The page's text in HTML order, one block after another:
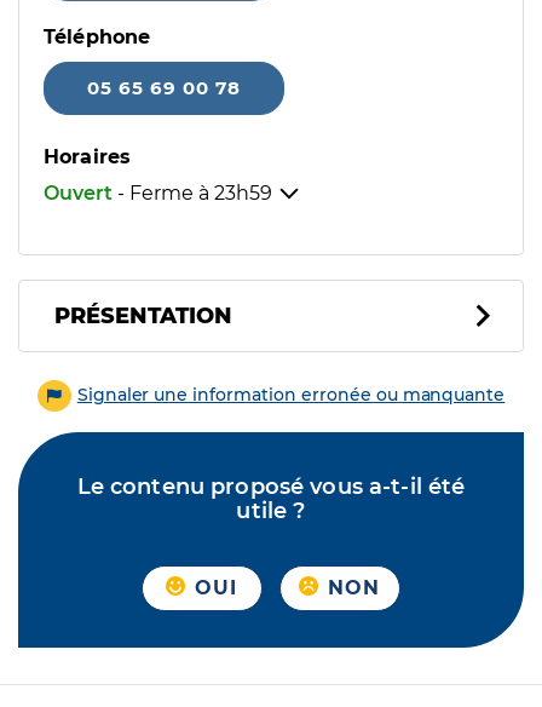
Téléphone
05 65 69 00 78
Horaires
Ouvert - Ferme à 23h59
PRÉSENTATION
Signaler une information erronée ou manquante
Le contenu proposé vous a-t-il été
utile ?
OUI NON